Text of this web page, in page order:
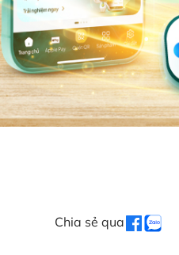
Chia sẻ qua